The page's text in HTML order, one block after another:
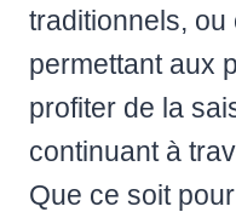
traditionnels, ou
permettant aux
profiter de la
continuant à
Que ce soit